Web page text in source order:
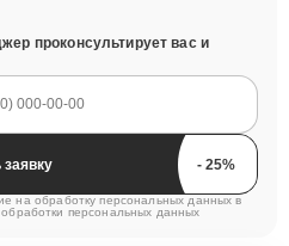
проконсультирует вас и
Отправить заявку
на обработку персональных данных в
обработки персональных данных